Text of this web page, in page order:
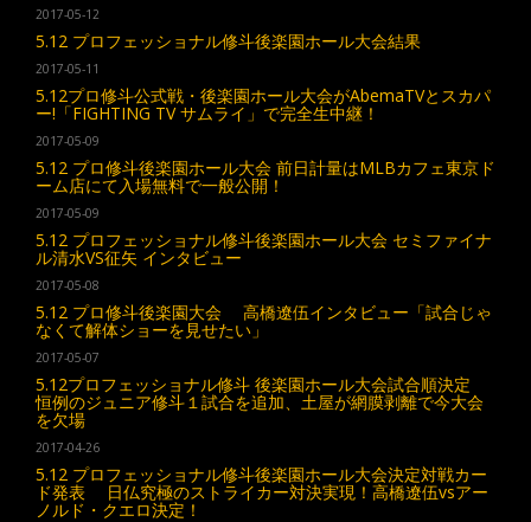
2017-05-12
5.12 プロフェッショナル修斗後楽園ホール大会結果
2017-05-11
5.12プロ修斗公式戦・後楽園ホール大会がAbemaTVとスカパ
ー!「FIGHTING TV サムライ」で完全生中継！
2017-05-09
5.12 プロ修斗後楽園ホール大会 前日計量はMLBカフェ東京ド
ーム店にて入場無料で一般公開！
2017-05-09
5.12 プロフェッショナル修斗後楽園ホール大会 セミファイナ
ル清水VS征矢 インタビュー
2017-05-08
5.12 プロ修斗後楽園大会 高橋遼伍インタビュー「試合じゃ
なくて解体ショーを見せたい」
2017-05-07
5.12プロフェッショナル修斗 後楽園ホール大会試合順決定
恒例のジュニア修斗１試合を追加、土屋が網膜剥離で今大会
を欠場
2017-04-26
5.12 プロフェッショナル修斗後楽園ホール大会決定対戦カー
ド発表 日仏究極のストライカー対決実現！高橋遼伍vsアー
ノルド・クエロ決定！